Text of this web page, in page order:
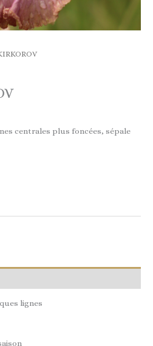
centrales plus foncées, sépale
lignes